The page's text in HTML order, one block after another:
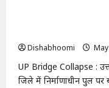
Dishabhoomi
UP Bridge Collapse :
जिले में निर्माणाधीन पुल पर